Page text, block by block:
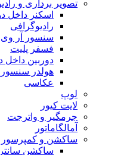
تصویر برداری و
اسکنر داخل
رادیوگرافی
سنسور آر
فسفر پلیت
دوربین داخل
هولدر سنسور
عکاسی
لوپ
لایت کیور
جرمگیر و واترجت
آمالگاماتور
ساکشن و کمپرسور
ساکشن